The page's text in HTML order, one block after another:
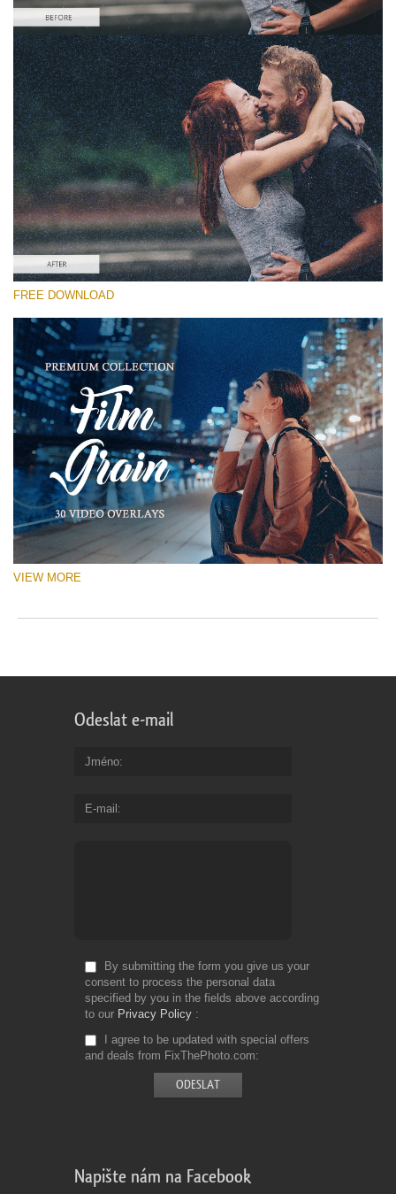
Prosím vyberte
Free Video Overlay #1
Film Grain
Stažení zdarma
FREE DOWNLOAD
VIEW MORE
Odeslat e-mail
Jméno
E-mail
By submitting the form you give us your
consent to process the personal data
specified by you in the fields above according
to our Privacy Policy
I agree to be updated with special offers
and deals from FixThePhoto.com
Napište nám na Facebook